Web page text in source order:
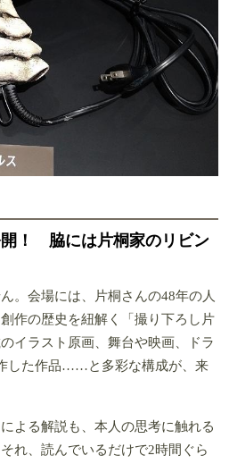
！ 脇には片桐家のリビン
。会場には、片桐さんの48年の人
作の歴史を紐解く「撮り下ろし片
イラスト原画、舞台や映画、ドラ
した作品……と多彩な構成が、来
よる解説も、本人の思考に触れる
れ、読んでいるだけで2時間ぐら